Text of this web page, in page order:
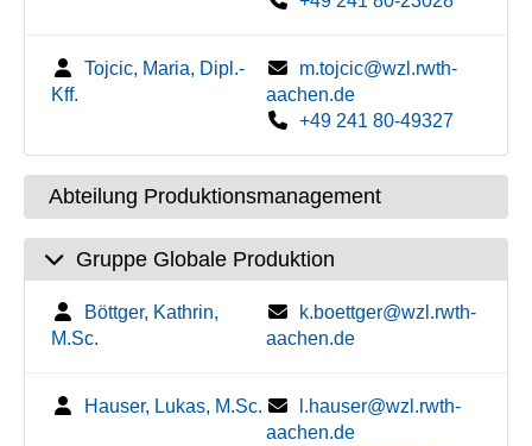
Tojcic, Maria, Dipl.-
Kff.
m.tojcic@wzl.rwth-
aachen.de
+49 241 80-49327
Abteilung Produktionsmanagement
Gruppe Globale Produktion
Böttger, Kathrin,
M.Sc.
k.boettger@wzl.rwth-
aachen.de
Hauser, Lukas, M.Sc.
l.hauser@wzl.rwth-
aachen.de